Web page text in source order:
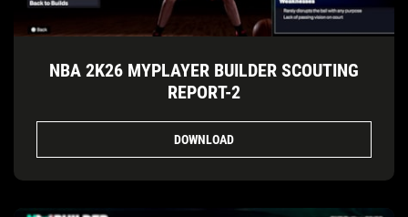
NBA 2K26 MYPLAYER BUILDER SCOUTING
REPORT-2
DOWNLOAD